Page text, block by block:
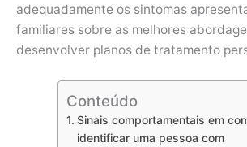
adequadamente os sintomas
familiares sobre as melhores
desenvolver planos de tratamento
Conteúdo
Sinais comportamentais em
identificar uma pessoa com